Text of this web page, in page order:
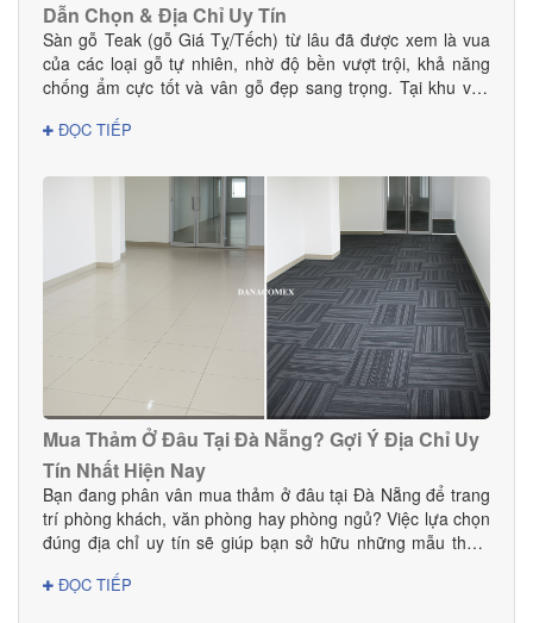
Dẫn Chọn & Địa Chỉ Uy Tín
Sàn gỗ Teak (gỗ Giá Tỵ/Tếch) từ lâu đã được xem là vua
của các loại gỗ tự nhiên, nhờ độ bền vượt trội, khả năng
chống ẩm cực tốt và vân gỗ đẹp sang trọng. Tại khu vực
— sàn gỗ Teak là lựa chọn hoàn hảo cho cả nhà ở, biệt
Teak ở đâu tại Đà Nẵng để đảm bảo chất lượng thật, giá tốt
và dịch vụ thi công chuyên nghiệp? Hãy cùng Danacomex
ĐỌC TIẾP
Mua Thảm Ở Đâu Tại Đà Nẵng? Gợi Ý Địa Chỉ Uy
Tín Nhất Hiện Nay
Bạn đang phân vân mua thảm ở đâu tại Đà Nẵng để trang
trí phòng khách, văn phòng hay phòng ngủ? Việc lựa chọn
đúng địa chỉ uy tín sẽ giúp bạn sở hữu những mẫu thảm
Trong bài viết này, DANACOMEX giới thiệu đến bạn nơi
ĐỌC TIẾP